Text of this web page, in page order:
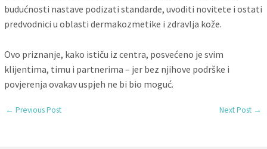
budućnosti nastave podizati standarde, uvoditi novitete i ostati
predvodnici u oblasti dermakozmetike i zdravlja kože.
Ovo priznanje, kako ističu iz centra, posvećeno je svim
klijentima, timu i partnerima – jer bez njihove podrške i
povjerenja ovakav uspjeh ne bi bio moguć.
← Previous Post Next Post →